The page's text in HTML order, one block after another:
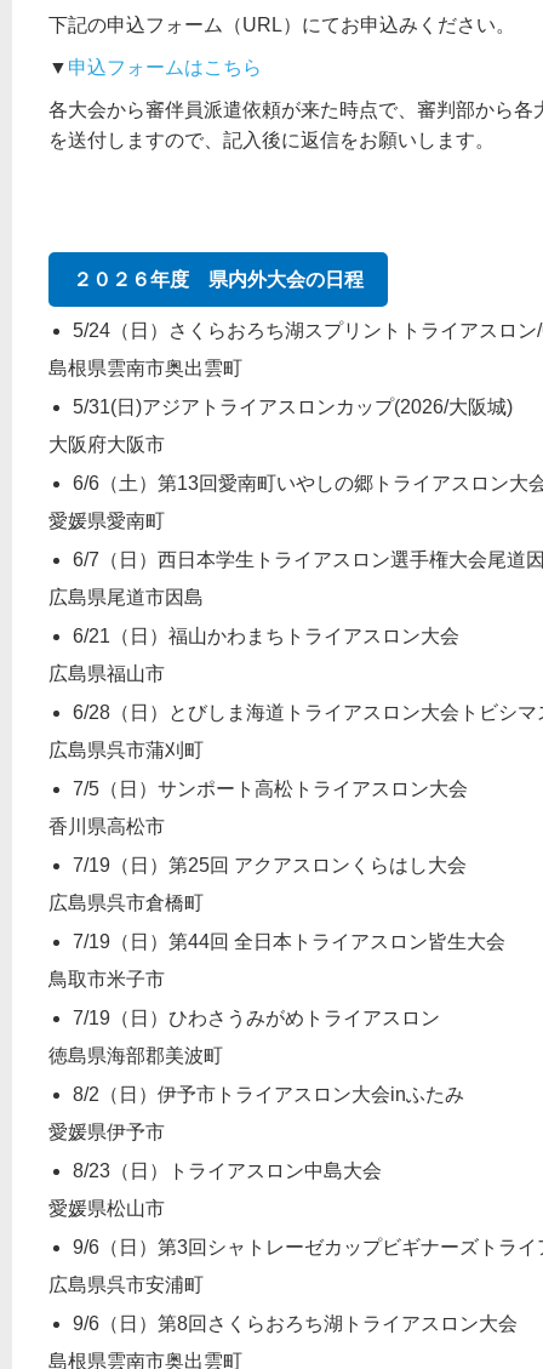
下記の申込フォーム（URL）にてお申込みください。
▼ 申込フォームはこちら
各大会から審伴員派遣依頼が来た時点で、審判部から
を送付しますので、記入後に返信をお願いします。
２０２６年度 県内外大会の日程
5/24（日）さくらおろち湖スプリントトライアスロ
島根県雲南市奥出雲町
5/31(日)アジアトライアスロンカップ(2026/大阪城)
大阪府大阪市
6/6（土）第13回愛南町いやしの郷トライアスロン大
愛媛県愛南町
6/7（日）西日本学生トライアスロン選手権大会尾道
広島県尾道市因島
6/21（日）福山かわまちトライアスロン大会
広島県福山市
6/28（日）とびしま海道トライアスロン大会トビシマ
広島県呉市蒲刈町
7/5（日）サンポート高松トライアスロン大会
香川県高松市
7/19（日）第25回 アクアスロンくらはし大会
広島県呉市倉橋町
7/19（日）第44回 全日本トライアスロン皆生大会
鳥取市米子市
7/19（日）ひわさうみがめトライアスロン
徳島県海部郡美波町
8/2（日）伊予市トライアスロン大会inふたみ
愛媛県伊予市
8/23（日）トライアスロン中島大会
愛媛県松山市
9/6（日）第3回シャトレーゼカップビギナーズトライ
広島県呉市安浦町
9/6（日）第8回さくらおろち湖トライアスロン大会
島根県雲南市奥出雲町